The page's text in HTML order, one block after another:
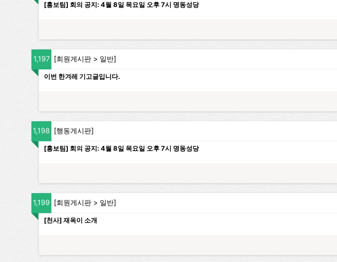
[홍보팀] 회의 공지: 4월 8일 목요일 오후 7시 명동성당
1,197 [회원게시판 > 일반]
이번 한겨레 기고글입니다.
1,198 [행동게시판]
[홍보팀] 회의 공지: 4월 8일 목요일 오후 7시 명동성당
1,199 [회원게시판 > 일반]
[천사] 재옥이 소개